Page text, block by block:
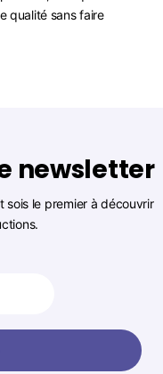
qualité sans faire
newsletter
sois le premier à découvrir